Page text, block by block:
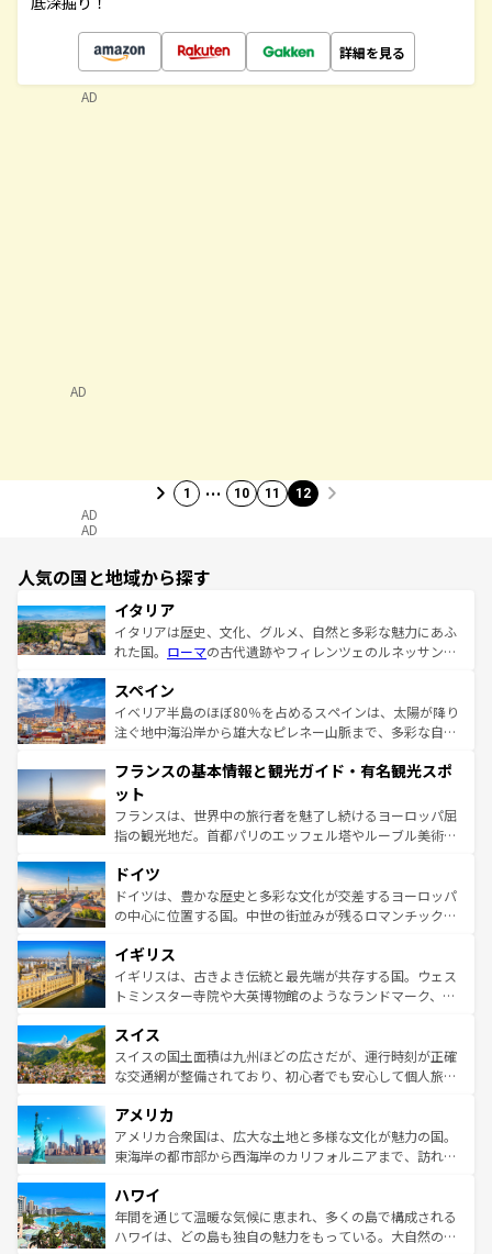
詳細を見る
AD
1 … 10 11 12
AD
AD
人気の国と地域から探す
イタリア
イタリアは歴史、文化、グルメ、自然と多彩な魅力にあふ
れた国。 ローマの古代遺跡やフィレンツェのルネッサンス
ろん、トスカーナの美しい田園風景やアマルフィ海岸の絶
景など、自然景観も見逃せない。観光の合間には、本場の
ピザやパスタなど、絶品のイタリア料理を堪能することも
ませてくれるイタリアで、忘れられない旅をしてみよう！
なお、新着のイタリア情報は
しい。
スペイン
イベリア半島のほぼ80％を占めるスペインは、太陽が降り
注ぐ地中海沿岸から雄大なピレネー山脈まで、多彩な自然
文化が根付くこの国では、情熱的なフラメンコ、熱気あふ
れる闘牛、そして美味しいタパスが生活の一部となってい
る。首都マドリードの洗練された雰囲気や、バルセロナの
アートに溢れた街角から、地方では古代ローマ遺跡や中世
せる。地方によって風土や気候が異なるスペインはその個
性で訪れる人を魅了する。 なお、新着のスペイン情報は コ
ンテンツ一覧を参照してほしい。
フランスの基本情報と観光ガイド・有名観光スポ
ット
フランスは、世界中の旅行者を魅了し続けるヨーロッパ屈
指の観光地だ。首都パリのエッフェル塔やルーブル美術館
で、幅広い魅力が詰まっている。華麗な宮殿、歴史的な大
聖堂、美しいビーチ、そして豊かな自然が、訪れる者を心
から魅了する。また、フランスは美食の国としても知ら
いる。シャンパンの発祥地であるランス、プロヴァンスの
香り高いラベンダー畑など、多彩な楽しみ方が可能だ。さ
らに、パリ以外の地域にも魅力が溢れており、どの街角に
れる地方に足を運ぶとそれぞれで全く異なる文化を体験で
きるだろう。 なお、新着のフランス情報はコンテンツ一覧
を参照してほしい。
ドイツ
ドイツは、豊かな歴史と多彩な文化が交差するヨーロッパ
の中心に位置する国。中世の街並みが残るロマンチック街
顔を持つこの国は、どこを歩いても飽きることがない。ベ
ルリンの文化的活気、バイエルン州のアルプスの絶景、そ
してライン川沿いのワイン畑といった風景は必見。ビール
は、お酒好きな人にはぜひ体験してほしい。 なお、新着の
ドイツ情報はコンテンツ一覧を参照してほしい。
イギリス
イギリスは、古きよき伝統と最先端が共存する国。ウェス
トミンスター寺院や大英博物館のようなランドマーク、歴
リアごとに異なる魅力がある。また、優雅なアフタヌーン
ティー、ビール好きにはたまらない英国パブ、サッカー観
戦など、本場だからこそできる体験も豊富。イギリスを旅
ンツ一覧を参照してほしい。
スイス
スイスの国土面積は九州ほどの広さだが、運行時刻が正確
な交通網が整備されており、初心者でも安心して個人旅行
の建物がそのまま残る町や、スイスならではのユニークな
博物館もあり、アルプス観光だけでなく町歩きも満喫する
ことができる。国民の所得が高いため物価も高いが、旅行
ば市内交通費無料で観光を楽しむこともできる。 なお、新
着のスイス情報はコンテンツ一覧 を参照してほしい。
アメリカ
アメリカ合衆国は、広大な土地と多様な文化が魅力の国。
東海岸の都市部から西海岸のカリフォルニアまで、訪れる
のような巨大都市は、観光、ショッピング、エンターテイ
ンメントが詰まった刺激的なスポットだ。一方、アメリカ
西部には大自然が広がり、グランドキャニオンやイエロー
ハワイ
年間を通じて温暖な気候に恵まれ、多くの島で構成される
ハワイは、どの島も独自の魅力をもっている。大自然の神
AD